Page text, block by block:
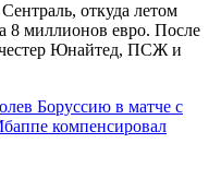
откуда летом
8 миллионов евро. После
Юнайтед, ПСЖ и
Боруссию в матче с
компенсировал